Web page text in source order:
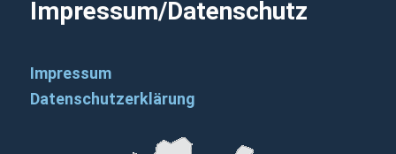
Impressum/Datenschutz
Impressum
Datenschutzerklärung